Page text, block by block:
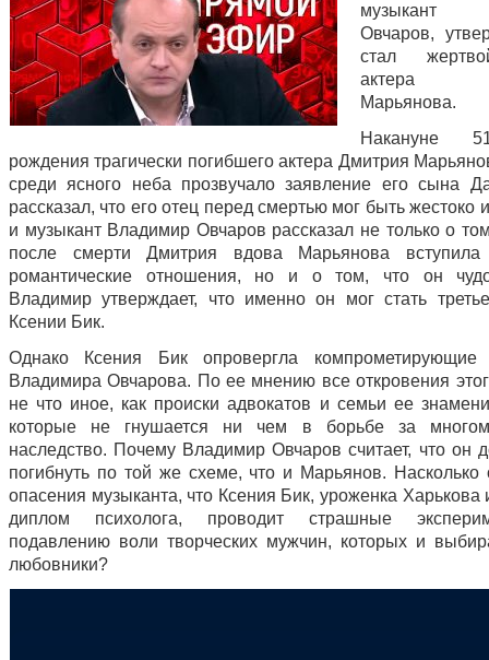
музыкант
Овчаров,
стал
актера
Марьянова.
Накануне
рождения трагически погибшего актера Дмитрия
среди ясного неба прозвучало заявление его сына
рассказал, что его отец перед смертью мог быть жестоко
и музыкант Владимир Овчаров рассказал не только о
после смерти Дмитрия вдова Марьянова
романтические отношения, но и о том, что он
Владимир утверждает, что именно он мог стать
Ксении Бик.
Однако Ксения Бик опровергла компрометирующие
Владимира Овчарова. По ее мнению все откровения
не что иное, как происки адвокатов и семьи ее
которые не гнушается ни чем в борьбе за
наследство. Почему Владимир Овчаров считает, что он
погибнуть по той же схеме, что и Марьянов. Насколько
опасения музыканта, что Ксения Бик, уроженка
диплом психолога, проводит страшные
подавлению воли творческих мужчин, которых и
любовники?